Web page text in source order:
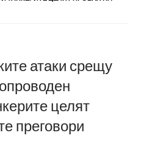
атаки срещу
целят
преговори